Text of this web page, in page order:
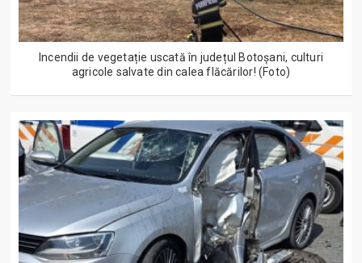
Incendii de vegetație uscată în județul Botoșani, culturi
agricole salvate din calea flăcărilor! (Foto)